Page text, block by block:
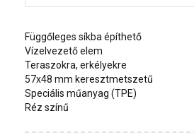
Függőleges síkba építhető
Vízelvezető elem
Teraszokra, erkélyekre
57x48 mm keresztmetszetű
Speciális műanyag (TPE)
Réz színű